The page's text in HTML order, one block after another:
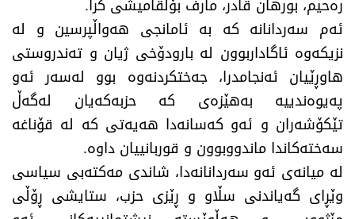
رەحیم، بورهان قادر، مارف بۆڵقامیشی کرا.
​ئەم سەردانانە کە بە ئامانجی هەواڵپرسین و لە
نزیکەوە ئاگاداربوون لە بارودۆخی ژیان و تەندروستی
هاوڕێیان ئەنجامدرا، جەختکردنەوە بوو لەسەر ئەو
پەیوەندییە بەهێزەی کە حزبەکەیان لەگەڵ
تێکۆشەران و ئەو کەسانەدا هەیەتی کە لە قۆناغە
سەختەکاندا ماندووبوون و قوربانییان داوە.
​لە میانەی ئەو سەردانانەدا، شاندی مەکتەبی سیاسی
وێڕای گەیاندنی سڵاو و ڕێزی حزب، ستایشی ڕۆڵی